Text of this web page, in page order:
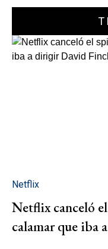
Netflix
Netflix canceló
calamar que iba